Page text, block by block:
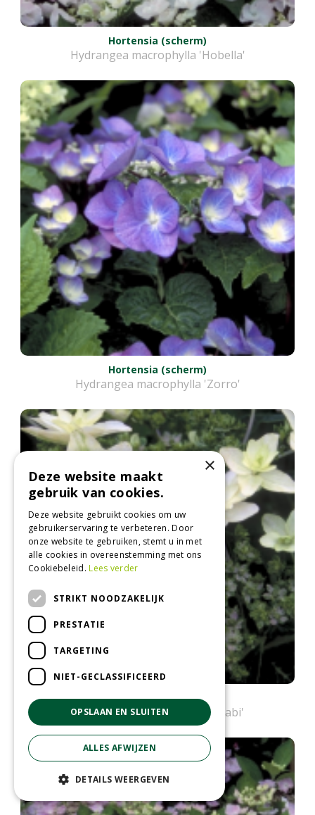
Hortensia (scherm)
Hydrangea macrophylla 'Hobella'
Hortensia (scherm)
Hydrangea macrophylla 'Zorro'
Hortensia (scherm)
Hydrangea macrophylla 'Hanabi'
×
Deze website maakt
gebruik van cookies.
Deze website gebruikt cookies om uw
gebruikerservaring te verbeteren. Door
onze website te gebruiken, stemt u in met
alle cookies in overeenstemming met ons
Cookiebeleid.Lees verder
STRIKT NOODZAKELIJK
PRESTATIE
TARGETING
NIET-GECLASSIFICEERD
OPSLAAN EN SLUITEN
ALLES AFWIJZEN
DETAILS WEERGEVEN